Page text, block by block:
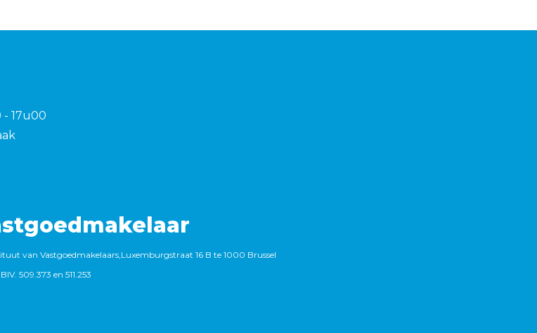
- 17u00
van Vastgoedmakelaars,Luxemburgstraat 16 B te 1000 Brussel
509.373 en 511.253